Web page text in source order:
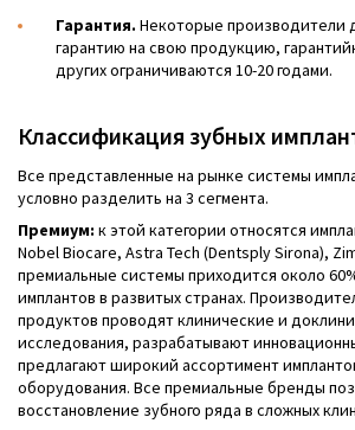
Гарантия. Некоторые производители
гарантию на свою продукцию,
других ограничиваются 10-20 годами.
Классификация зубных
Все представленные на рынке системы
условно разделить на 3 сегмента.
Премиум: к этой категории относятся
Nobel Biocare, Astra Tech (Dentsply Sirona),
премиальные системы приходится около
имплантов в развитых странах.
продуктов проводят клинические и
исследования, разрабатывают
предлагают широкий ассортимент
оборудования. Все премиальные бренды
восстановление зубного ряда в сложных